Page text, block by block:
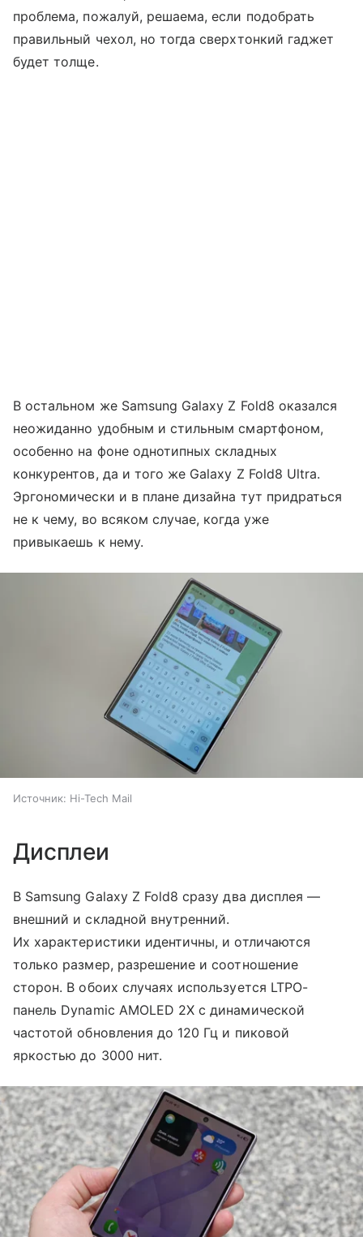
проблема, пожалуй, решаема, если подобрать
правильный чехол, но тогда сверхтонкий гаджет
будет толще.
В остальном же Samsung Galaxy Z Fold8 оказался
неожиданно удобным и стильным смартфоном,
особенно на фоне однотипных складных
конкурентов, да и того же Galaxy Z Fold8 Ultra.
Эргономически и в плане дизайна тут придраться
не к чему, во всяком случае, когда уже
привыкаешь к нему.
Источник: Hi-Tech Mail
Дисплеи
В Samsung Galaxy Z Fold8 сразу два дисплея —
внешний и складной внутренний.
Их характеристики идентичны, и отличаются
только размер, разрешение и соотношение
сторон. В обоих случаях используется LTPO-
панель Dynamic AMOLED 2X с динамической
частотой обновления до 120 Гц и пиковой
яркостью до 3000 нит.